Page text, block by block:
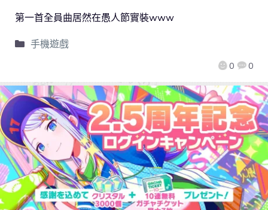
0 0
第一首全員曲居然在愚人節實裝www
手機遊戲